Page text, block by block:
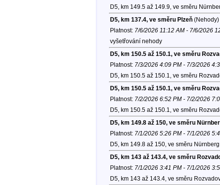
D5, km 149.5 až 149.9, ve směru
D5, km 137.4, ve směru Plzeň(Nehody)
Platnost: 7/6/2026 11:12 AM - 7/6/2026
vyšetřování nehody
D5, km 150.5 až 150.1, ve směru
Platnost: 7/3/2026 4:09 PM - 7/3/2026
D5, km 150.5 až 150.1, ve směru
D5, km 150.5 až 150.1, ve směru
Platnost: 7/2/2026 6:52 PM - 7/2/2026
D5, km 150.5 až 150.1, ve směru
D5, km 149.8 až 150, ve směru
Platnost: 7/1/2026 5:26 PM - 7/1/2026
D5, km 149.8 až 150, ve směru
D5, km 143 až 143.4, ve směru
Platnost: 7/1/2026 3:41 PM - 7/1/2026
D5, km 143 až 143.4, ve směru